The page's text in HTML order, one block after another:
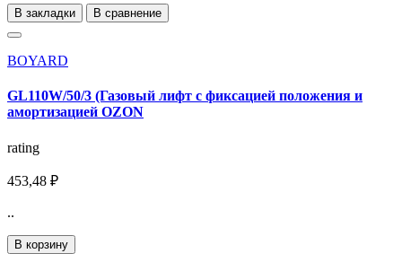
В закладки В сравнение
BOYARD
GL110W/50/3 (Газовый лифт с фиксацией положения и
амортизацией OZON
rating
453,48 ₽
..
В корзину